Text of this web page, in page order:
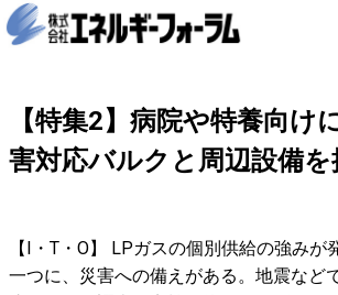
【特集2】病院や特養向け
害対応バルクと周辺設備を
【I・T・O】 LPガスの個別供給の強みが
一つに、災害への備えがある。地震など